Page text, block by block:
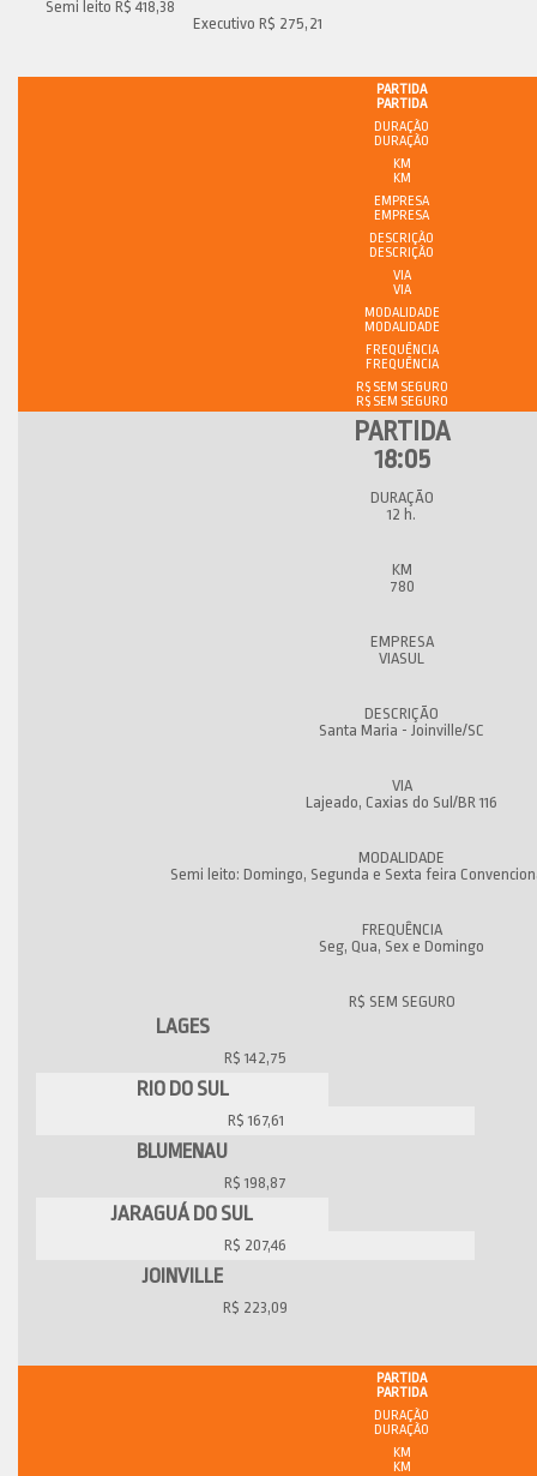
Semi leito R$ 418,38
Executivo R$ 275,21
PARTIDA
DURAÇÃO
KM
EMPRESA
DESCRIÇÃO
VIA
MODALIDADE
FREQUÊNCIA
R$ SEM SEGURO
18:05
12 h.
780
VIASUL
Santa Maria - Joinville/SC
Lajeado, Caxias do Sul/BR 116
Semi leito: Domingo, Segunda e Sexta feira
Seg, Qua, Sex e Domingo
LAGES
R$ 142,75
RIO DO SUL
R$ 167,61
BLUMENAU
R$ 198,87
JARAGUÁ DO SUL
R$ 207,46
JOINVILLE
R$ 223,09
PARTIDA
DURAÇÃO
KM